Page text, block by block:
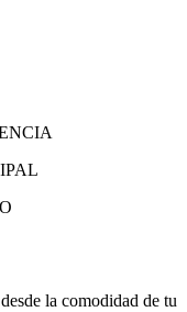
la comodidad de tu